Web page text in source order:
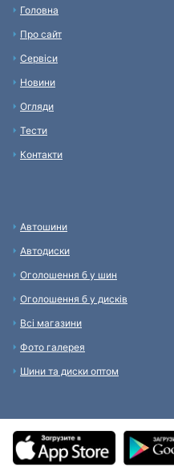
Головна
Про сайт
Сервіси
Новини
Огляди
Тести
Контакти
Автошини
Автодиски
Оголошення б у шин
Оголошення б у дисків
Всі магазини
Фото галерея
Шини та диски оптом